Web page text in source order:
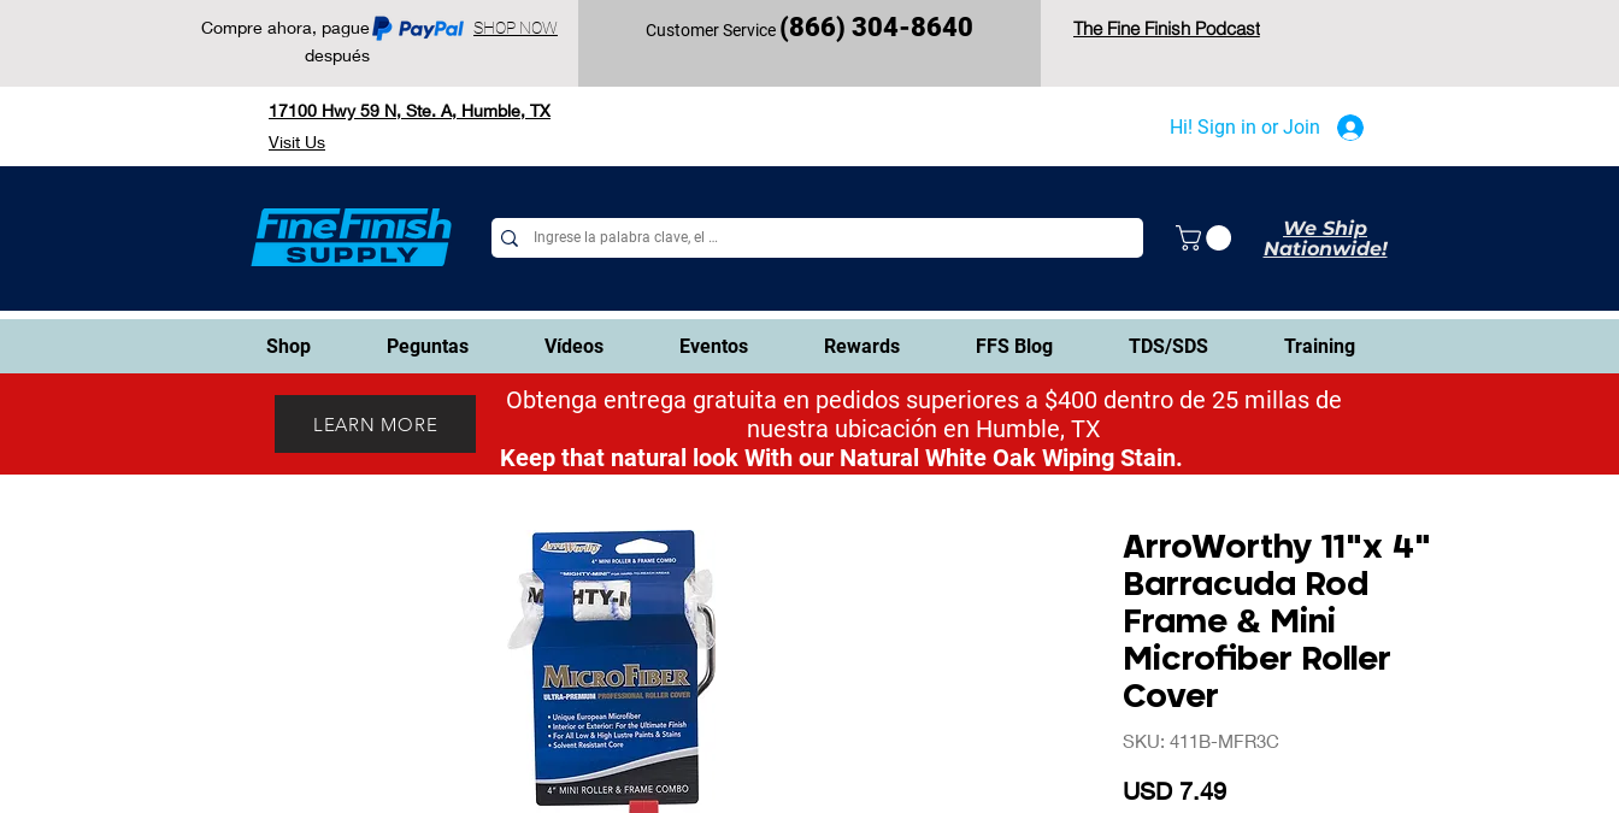
Compre ahora, pague
después
SHOP NOW Customer Service (866) 304-8640 The Fine Finish Podcast
17100 Hwy 59 N, Ste. A, Humble, TX
Visit Us
Hi! Sign in or Join
We Ship
Nationwide!
Shop Peguntas Vídeos Eventos Rewards FFS Blog TDS/SDS Training
LEARN MORE
Keep that natural look With our Natural White Oak Wiping Stain.
Obtenga entrega gratuita en pedidos superiores a $400 dentro de 25 millas de
nuestra ubicación en Humble, TX
ArroWorthy 11"x 4"
Barracuda Rod
Frame & Mini
Microfiber Roller
Cover
SKU: 411B-MFR3C
USD 7.49Precio